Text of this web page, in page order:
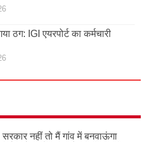
ठग: IGI एयरपोर्ट का कर्मचारी
नहीं तो मैं गांव में बनवाऊंगा